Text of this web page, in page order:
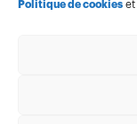
Politique de cookieset